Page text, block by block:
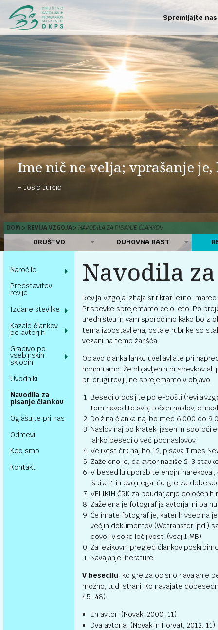
Spremljajte nas
Ime nič ne velja; vprašanje
Josip Jurčič
DOM REVIJA VZGOJA NAVODILA ZA PISANJE ČLANKOV
DRUŠTVO DUHOVNA RAST
Naročilo
Predstavitev
revije
Izdane številke
Kazalo člankov
po avtorjih
Gradivo po
vsebinskih
sklopih
Uvodniki
Navodila za
pisanje člankov
Oglašujte pri nas
Odmevi
Kdo smo
Kontakt
Navodila
Revija Vzgoja izhaja štirikrat letno:
Prispevke sprejemamo celo leto. Po
uredništvu in vam sporočimo kako bo z
tema izpostavljena, ostale rubrike so
vezani na temo žarišča.
Objavo članka lahko uveljavljate pri
honoriramo. Že objavljenih prispevkov ali
pri drugi reviji, ne sprejemamo v objavo.
Besedilo pošljite po e-pošti
tem navedite svoj točen naslov, e-
Dolžina članka naj bo med 6.000 do
Naslov naj bo kratek, jasen in
lahko besedilo več podnaslovov.
Velikost črk naj bo 12, pisava Times
Zaželeno je, da avtor napiše 2-3
V besedilu uporabite enojni
'špilati', in dvojnega, če gre za
VELIKIH ČRK za poudarjanje
Zaželena je fotografija avtorja, ni pa
Če imate fotografije, katerih vsebina
večjih dokumentov (Wetransfer ipd.)
dovolj visoke ločljivosti (vsaj 1 MB).
Za jezikovni pregled člankov
Navajanje literature:
V besedilu: ko gre za opisno navajanje
možno, tudi strani. Ko navajate
45–48).
En avtor: (Novak, 2000: 11)
Dva avtorja: (Novak in Horvat, 2012: 11)